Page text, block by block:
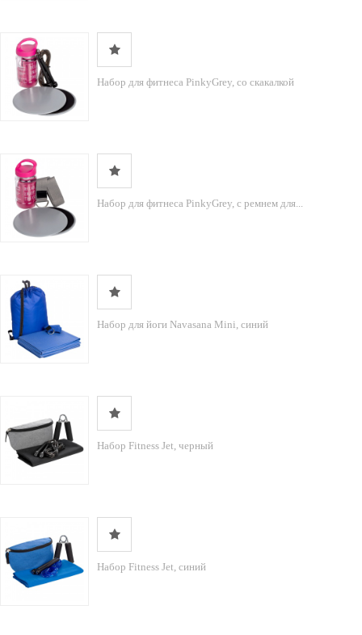
Набор для фитнеса PinkyGrey, со скакалкой
Набор для фитнеса PinkyGrey, с ремнем для...
Набор для йоги Navasana Mini, синий
Набор Fitness Jet, черный
Набор Fitness Jet, синий